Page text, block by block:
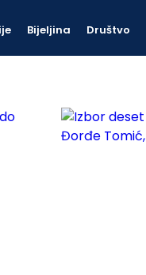
Bijeljina Društvo